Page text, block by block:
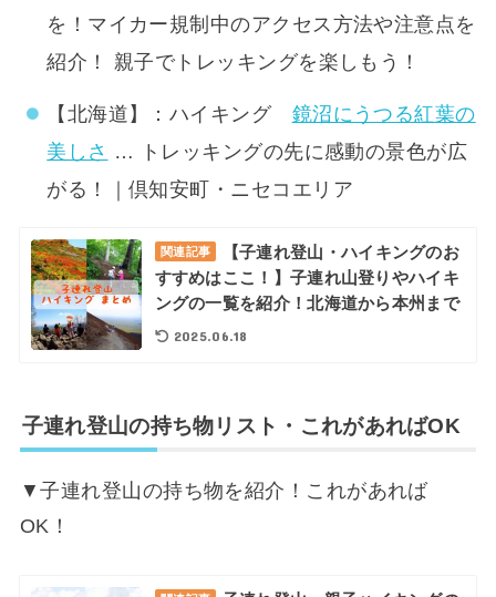
を！マイカー規制中のアクセス方法や注意点を
紹介！ 親子でトレッキングを楽しもう！
【北海道】：ハイキング 鏡沼にうつる紅葉の
美しさ … トレッキングの先に感動の景色が広
がる！｜倶知安町・ニセコエリア
関連記事
【子連れ登山・ハイキングのお
すすめはここ！】子連れ山登りやハイキ
ングの一覧を紹介！北海道から本州まで
2025.06.18
子連れ登山の持ち物リスト・これがあればOK
▼子連れ登山の持ち物を紹介！これがあれば
OK！